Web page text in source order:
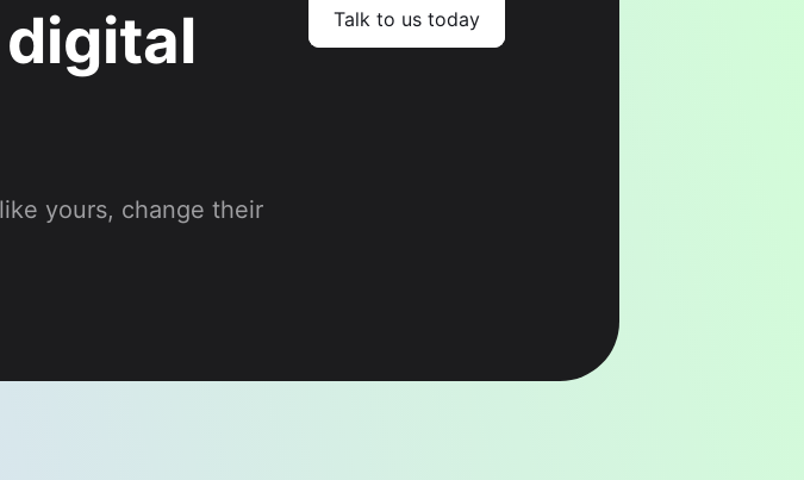
yours, change their
Talk to us today